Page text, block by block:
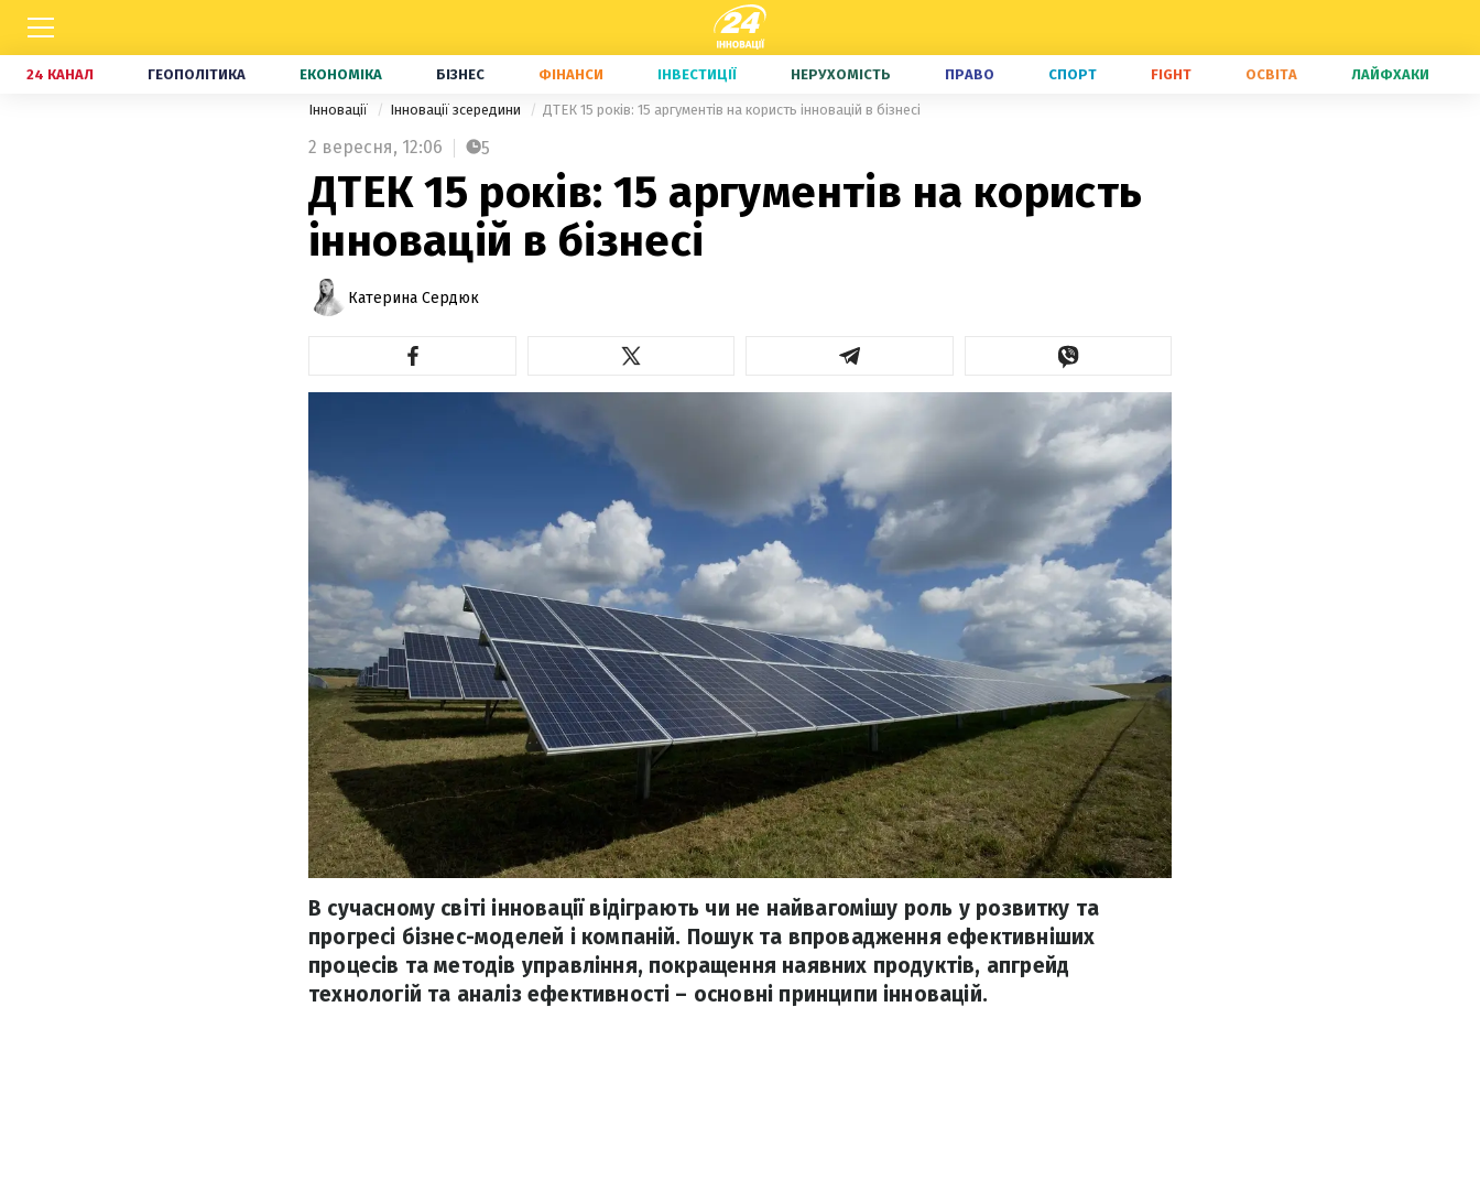
24 КАНАЛ ГЕОПОЛІТИКА ЕКОНОМІКА БІЗНЕС ФІНАНСИ ІНВЕСТИЦІЇ НЕРУХОМІСТЬ ПРАВО СПОРТ FIGHT ОСВІТА ЛАЙФХАКИ
Інновації Інновації зсередини ДТЕК 15 років: 15 аргументів на користь інновацій в бізнесі
2 вересня, 12:06 5
ДТЕК 15 років: 15 аргументів на користь
інновацій в бізнесі
Катерина Сердюк
В сучасному світі інновації відіграють чи не найвагомішу роль у розвитку та
прогресі бізнес-моделей і компаній. Пошук та впровадження ефективніших
процесів та методів управління, покращення наявних продуктів, апгрейд
технологій та аналіз ефективності – основні принципи інновацій.